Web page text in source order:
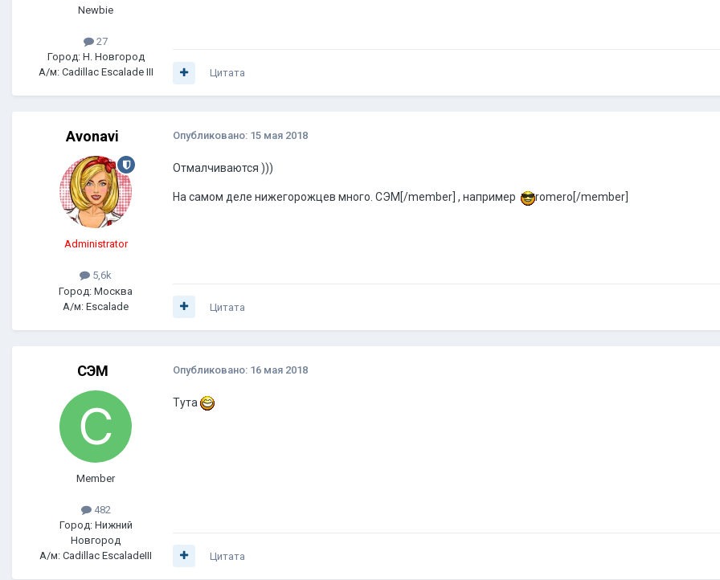
Newbie
27
Город: Н. Новгород
А/м: Cadillac Escalade III
Цитата
Avonavi
Administrator
5,6k
Город: Москва
А/м: Escalade
Опубликовано: 15 мая 2018
Отмалчиваются )))
На самом деле нижегорожцев много. СЭМ[/member] , например romero[/member]
Цитата
СЭМ
Member
482
Город: Нижний
Новгород
А/м: Cadillac EscaladeIII
Опубликовано: 16 мая 2018
Тута
Цитата